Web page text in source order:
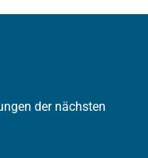
der nächsten